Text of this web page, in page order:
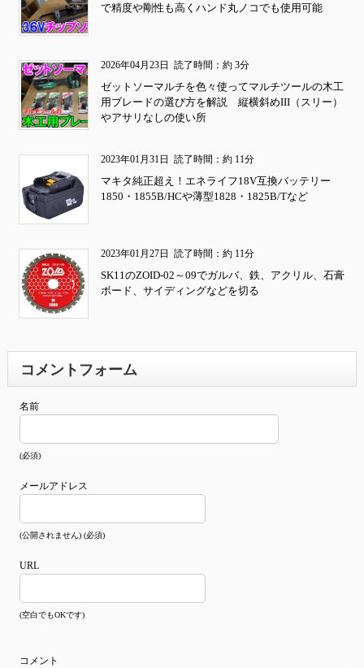
で精度や剛性も高くハンド丸ノコでも使用可能
2026年04月23日 読了時間：約 3分
ゼットソーマルチを色々使ってマルチツールの木工
用ブレードの選び方を解説 縦横斜めIII（スリー）
やアサリなしの使い所
2023年01月31日 読了時間：約 11分
マキタ純正超え！エネライフ18V互換バッテリー
1850・1855B/HCや薄型1828・1825B/Tなど
2023年01月27日 読了時間：約 11分
SK11のZOID-02～09でガルバ、鉄、アクリル、石膏
ボード、サイディングなどを切る
コメントフォーム
名前
(必須)
メールアドレス
(公開されません) (必須)
URL
(空白でもOKです)
コメント